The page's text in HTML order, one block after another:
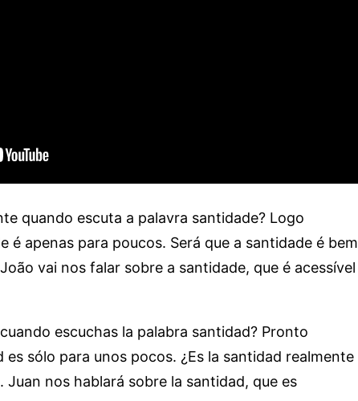
quando escuta a palavra santidade? Logo
é apenas para poucos. Será que a santidade é bem
vai nos falar sobre a santidade, que é acessível
escuchas la palabra santidad? Pronto
es sólo para unos pocos. ¿Es la santidad realmente
Juan nos hablará sobre la santidad, que es